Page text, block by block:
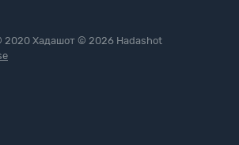
2020 Хадашот © 2026 Hadashot